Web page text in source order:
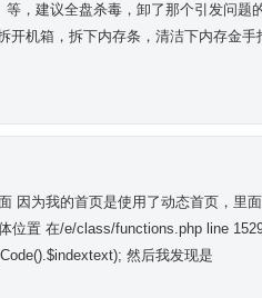
，建议全盘杀毒，卸了那个引发问题
机箱，拆下内存条，清洁下内存金手
因为我的首页是使用了动态首页，里
位置 在/e/class/functions.php line
然后我发现是